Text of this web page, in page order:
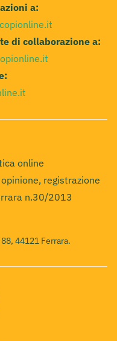
a:
di collaborazione a:
online
registrazione
n.30/2013
44121 Ferrara.